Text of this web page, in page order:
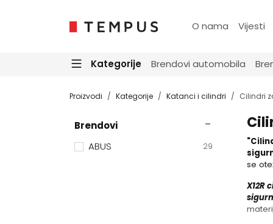
O nama Vijesti
Kategorije Brendovi automobila
Proizvodi Kategorije Katanci i cilindri Cilindri
Brendovi
ABUS
29
se
X12R